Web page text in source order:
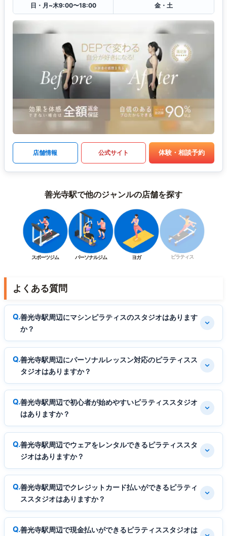
日・月~木9:00〜18:00
金・土
店舗情報 公式サイト 体験・相談予約
善光寺駅で他のジャンルの店舗を探す
スポーツジム パーソナルジム ヨガ ピラティス
よくある質問
善光寺駅周辺にマシンピラティスのスタジオはあります
か？
善光寺駅周辺にパーソナルレッスン対応のピラティスス
タジオはありますか？
善光寺駅周辺で初心者が始めやすいピラティススタジオ
はありますか？
善光寺駅周辺でウェアをレンタルできるピラティススタ
ジオはありますか？
善光寺駅周辺でクレジットカード払いができるピラティ
ススタジオはありますか？
善光寺駅周辺で現金払いができるピラティススタジオは